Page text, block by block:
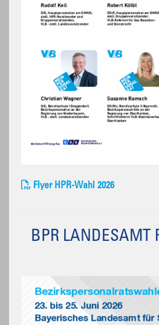
Flyer HPR-Wahl 2026
BPR LANDESAMT